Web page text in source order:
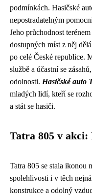
podmínkách. Hasičské
nepostradatelným
Jeho průchodnost
dostupných míst z něj
po celé České republice.
službě a účastní se
odolnosti. Hasičské auto
mladých lidí, kteří se
a stát se hasiči.
Tatra 805 v akci:
Tatra 805 se stala ikonou
spolehlivosti i v těch
konstrukce a odolný